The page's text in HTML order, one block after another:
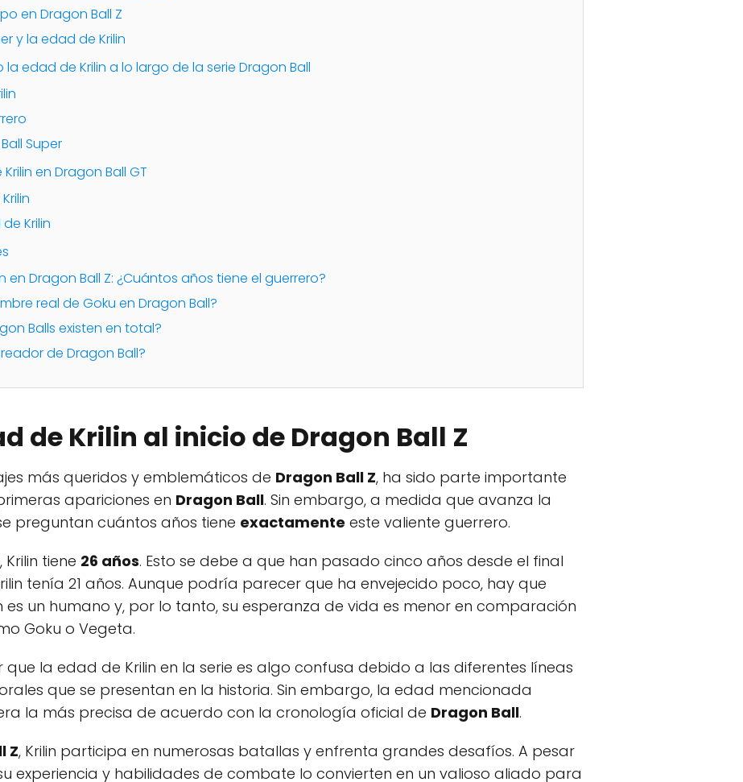
en Dragon Ball Z
y la edad de Krilin
edad de Krilin a lo largo de la serie Dragon Ball
Super
en Dragon Ball GT
Krilin
en Dragon Ball Z: ¿Cuántos años tiene el guerrero?
real de Goku en Dragon Ball?
Balls existen en total?
de Dragon Ball?
de Krilin al inicio de Dragon Ball Z
más queridos y emblemáticos de Dragon Ball Z, ha sido parte importante
apariciones en Dragon Ball. Sin embargo, a medida que avanza la
preguntan cuántos años tiene exactamente este valiente guerrero.
, Krilin tiene 26 años. Esto se debe a que han pasado cinco años desde el final
tenía 21 años. Aunque podría parecer que ha envejecido poco, hay que
es un humano y, por lo tanto, su esperanza de vida es menor en comparación
Goku o Vegeta.
la edad de Krilin en la serie es algo confusa debido a las diferentes líneas
que se presentan en la historia. Sin embargo, la edad mencionada
la más precisa de acuerdo con la cronología oficial de Dragon Ball.
Z, Krilin participa en numerosas batallas y enfrenta grandes desafíos. A pesar
experiencia y habilidades de combate lo convierten en un valioso aliado para